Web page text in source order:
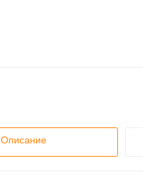
Описание